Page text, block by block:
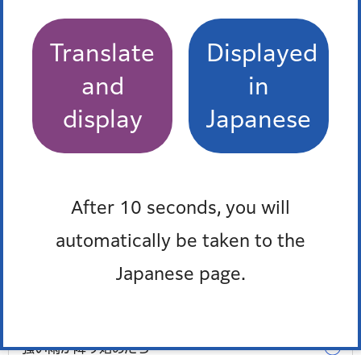
Translate
and
display
Displayed
in
Japanese
After 10 seconds, you will
automatically be taken to the
Japanese page.
外国語対応が必要な人、通訳オペレーター、区の職員の
多言語対応三者通話サービス
豪雨に備えて
強い雨が降り始めたら